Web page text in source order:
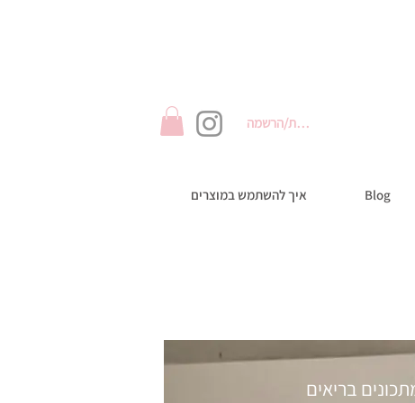
התחברות/הרשמה
בריאים
Blog איך להשתמש במוצרים